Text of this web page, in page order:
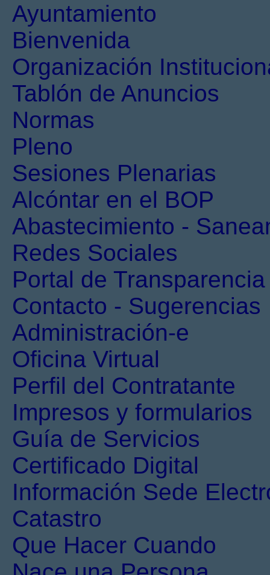
Ayuntamiento
Bienvenida
Organización
Tablón de Anuncios
Normas
Pleno
Sesiones Plenarias
Alcóntar en el BOP
Abastecimiento -
Redes Sociales
Portal de Transparencia
Contacto - Sugerencias
Administración-e
Oficina Virtual
Perfil del Contratante
Impresos y formularios
Guía de Servicios
Certificado Digital
Información Sede
Catastro
Que Hacer Cuando